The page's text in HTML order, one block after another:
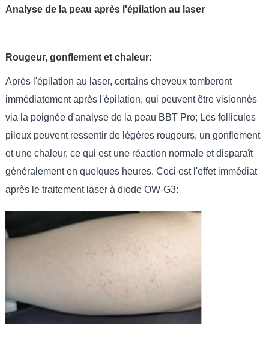
Analyse de la peau après l'épilation au laser
Rougeur, gonflement et chaleur:
Après l'épilation au laser, certains cheveux tomberont
immédiatement après l'épilation, qui peuvent être visionnés
via la poignée d'analyse de la peau BBT Pro; Les follicules
pileux peuvent ressentir de légères rougeurs, un gonflement
et une chaleur, ce qui est une réaction normale et disparaît
généralement en quelques heures. Ceci est l'effet immédiat
après le traitement laser à diode OW-G3: